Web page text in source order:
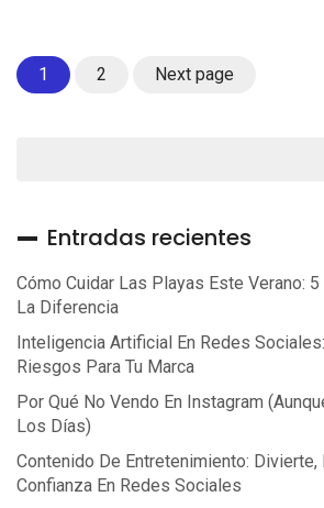
Page
1 Page
2 Next page
Entradas recientes
Cómo Cuidar Las Playas Este Verano:
La Diferencia
Inteligencia Artificial En Redes
Riesgos Para Tu Marca
Por Qué No Vendo En Instagram
Los Días)
Contenido De Entretenimiento: Divierte,
Confianza En Redes Sociales